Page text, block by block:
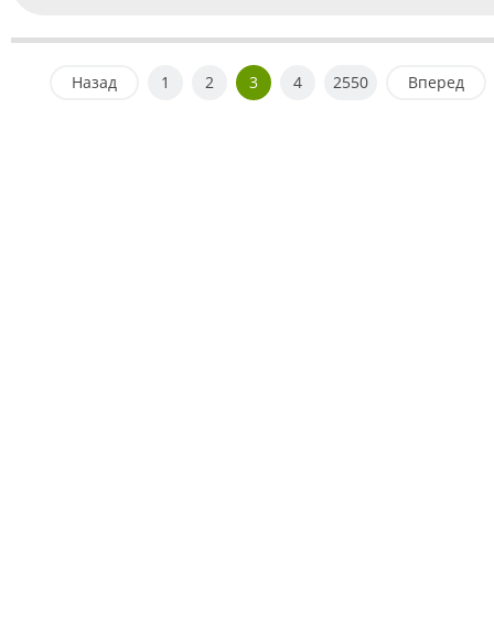
Назад 1 2 3 4 2550 Вперед